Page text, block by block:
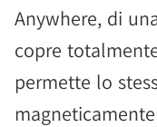
Anywhere, di
copre
permette lo